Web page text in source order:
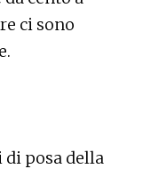
ci sono
di posa della